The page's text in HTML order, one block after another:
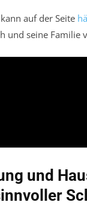
auf der Seite
und seine Familie
und